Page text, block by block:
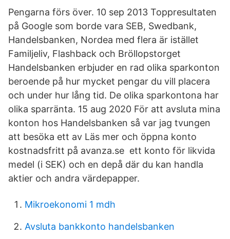
Pengarna förs över. 10 sep 2013 Toppresultaten
på Google som borde vara SEB, Swedbank,
Handelsbanken, Nordea med flera är istället
Familjeliv, Flashback och Bröllopstorget
Handelsbanken erbjuder en rad olika sparkonton
beroende på hur mycket pengar du vill placera
och under hur lång tid. De olika sparkontona har
olika sparränta. 15 aug 2020 För att avsluta mina
konton hos Handelsbanken så var jag tvungen
att besöka ett av Läs mer och öppna konto
kostnadsfritt på avanza.se ett konto för likvida
medel (i SEK) och en depå där du kan handla
aktier och andra värdepapper.
Mikroekonomi 1 mdh
Avsluta bankkonto handelsbanken